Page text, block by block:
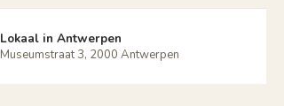
Lokaal in Antwerpen
Museumstraat 3, 2000 Antwerpen